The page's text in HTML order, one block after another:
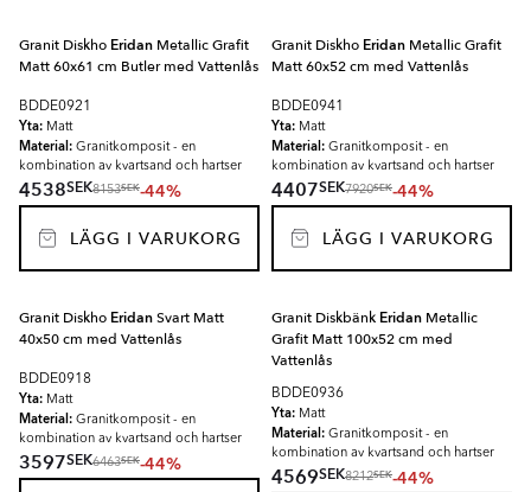
Granit Diskho Eridan Metallic Grafit
Matt 60x61 cm Butler med Vattenlås
BDDE0921
Yta: Matt
Material: Granitkomposit - en
kombination av kvartsand och hartser
4538SEK8153SEK-44%
LÄGG I VARUKORG
Granit Diskho Eridan Metallic Grafit
Matt 60x52 cm med Vattenlås
BDDE0941
Yta: Matt
Material: Granitkomposit - en
kombination av kvartsand och hartser
4407SEK7920SEK-44%
LÄGG I VARUKORG
Granit Diskho EridanSvart Matt
40x50 cm med Vattenlås
BDDE0918
Yta: Matt
Material: Granitkomposit - en
kombination av kvartsand och hartser
3597SEK6463SEK-44%
Granit Diskbänk Eridan Metallic
Grafit Matt 100x52 cm med
Vattenlås
BDDE0936
Yta: Matt
Material: Granitkomposit - en
kombination av kvartsand och hartser
4569SEK8212SEK-44%